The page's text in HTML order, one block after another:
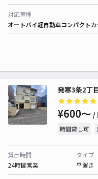
対応車種
オートバイ軽自動車コンパクトカ
発寒3条2丁
¥600〜 /
時間貸し可
貸出時間
24時間営業
タイプ
平置き